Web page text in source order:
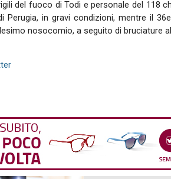
del fuoco di Todi e personale del 118
Perugia, in gravi condizioni, mentre il
nosocomio, a seguito di bruciature